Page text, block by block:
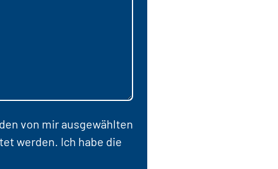
von mir ausgewählten
werden. Ich habe die